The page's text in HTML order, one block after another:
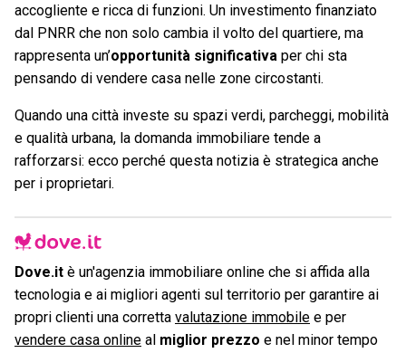
accogliente e ricca di funzioni. Un investimento finanziato
dal PNRR che non solo cambia il volto del quartiere, ma
rappresenta un’opportunità significativa per chi sta
pensando di vendere casa nelle zone circostanti.
Quando una città investe su spazi verdi, parcheggi, mobilità
e qualità urbana, la domanda immobiliare tende a
rafforzarsi: ecco perché questa notizia è strategica anche
per i proprietari.
Dove.it è un'agenzia immobiliare online che si affida alla
tecnologia e ai migliori agenti sul territorio per garantire ai
propri clienti una corretta valutazione immobile e per
vendere casa online al miglior prezzo e nel minor tempo